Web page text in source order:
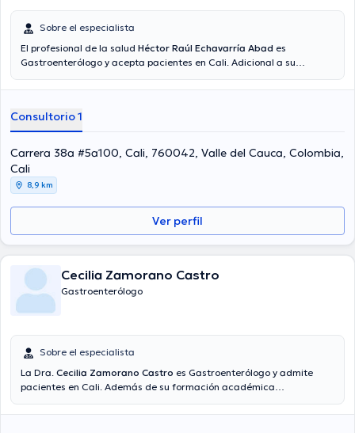
Sobre el especialista
El profesional de la salud Héctor Raúl Echavarría Abad es
Gastroenterólogo y acepta pacientes en Cali. Adicional a su
conocimientos en su área de especialidad. El médico cuenta con
él se ha desempeñado como miembro de diversas asociaciones
médicas. Héctor Raúl Echavarría Abad ha formado parte en
innumerables conferencias con la finalidad de tener una formación
continua en su campo de especialización y ha publicado
importantes ediciones. Por último, el médico puede hablar Español
en su consultorio.
Consultorio 1
Carrera 38a #5a100, Cali, 760042, Valle del Cauca, Colombia,
Cali
8,9 km
Ver perfil
Cecilia Zamorano Castro
Gastroenterólogo
Sobre el especialista
La Dra. Cecilia Zamorano Castro es Gastroenterólogo y admite
pacientes en Cali. Además de su formación académica
especialidad. La profesional de la salud tiene varios años de